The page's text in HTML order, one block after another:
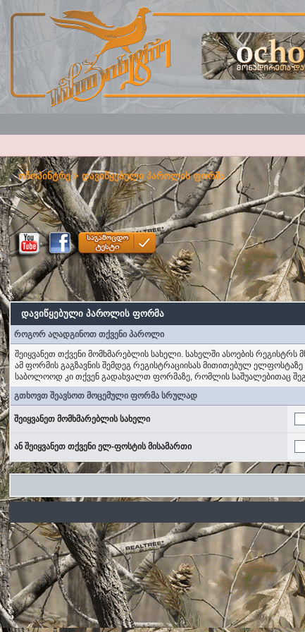
ოჩოპინტრე> დავიწყებული პაროლის ფორმა
დავიწყებული პაროლის ფორმა
როგორ აღადგინოთ თქვენი პაროლი
შეიყვანეთ თქვენი მომხმარებლის სახელი. სახელში ასოების რეგისტრს
ამ ფორმის გაგზავნის შემდეგ რეგისტრაციისას მითითებულ
საბოლოოდ კი თქვენ გადახვალთ ფორმაზე, რომლის საშუალებითაც
გთხოვთ შეავსოთ მოცემული ფორმა სრულად
შეიყვანეთ მომხმარებლის სახელი
ან შეიყვანეთ თქვენი ელ-ფოსტის მისამართი